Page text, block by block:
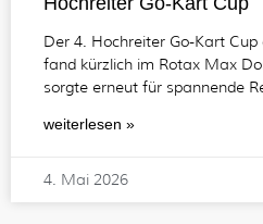
Der 4. Hochreiter Go-Kart
fand kürzlich im Rotax Max
sorgte erneut für spannende
weiterlesen »
4. Mai 2026